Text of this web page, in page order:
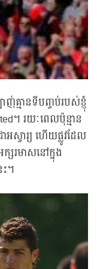
គ្មានទីបញ្ចប់របស់ខ្ញុំ
។ រយៈពេលប៉ុន្មាន
អស្ចារ្យ ហើយផ្លូវដែល
សរមាសនៅក្នុង
ះ។